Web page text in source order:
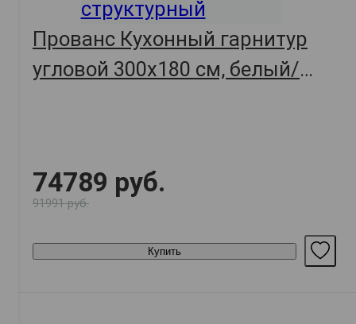
Прованс Кухонный гарнитур
угловой 300х180 см, белый/
74789 руб.
91991 руб.
Купить